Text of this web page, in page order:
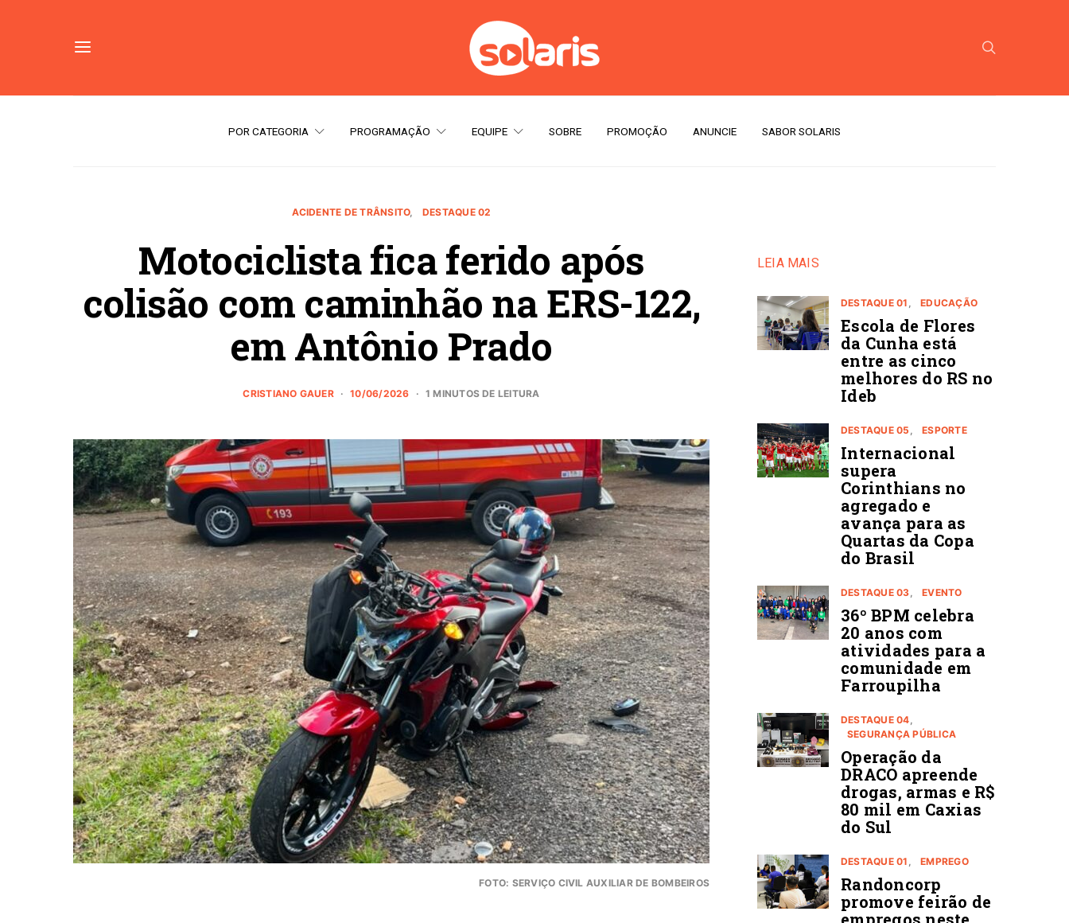
POR CATEGORIA PROGRAMAÇÃO EQUIPE SOBRE PROMOÇÃO ANUNCIE SABOR SOLARIS
ACIDENTE DE TRÂNSITO DESTAQUE 02
Motociclista fica ferido após
colisão com caminhão na ERS-122,
em Antônio Prado
CRISTIANO GAUER 10/06/2026 1 MINUTOS DE LEITURA
FOTO: SERVIÇO CIVIL AUXILIAR DE BOMBEIROS
LEIA MAIS
DESTAQUE 01 EDUCAÇÃO
Escola de Flores
da Cunha está
entre as cinco
melhores do RS no
Ideb
DESTAQUE 05 ESPORTE
Internacional
supera
Corinthians no
agregado e
avança para as
Quartas da Copa
do Brasil
DESTAQUE 03 EVENTO
36º BPM celebra
20 anos com
atividades para a
comunidade em
Farroupilha
DESTAQUE 04
SEGURANÇA PÚBLICA
Operação da
DRACO apreende
drogas, armas e R$
80 mil em Caxias
do Sul
DESTAQUE 01 EMPREGO
Randoncorp
promove feirão de